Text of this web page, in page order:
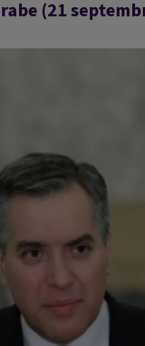
(21